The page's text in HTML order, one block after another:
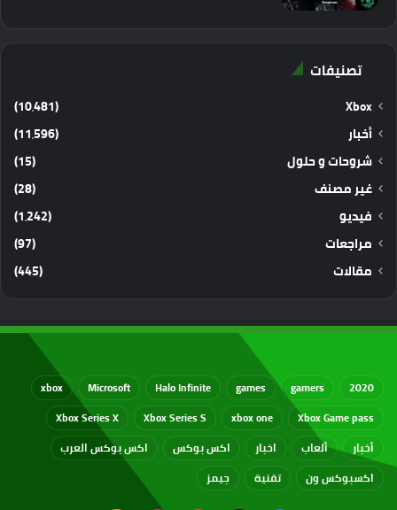
تصنيفات
Xbox
(10٬481)
أخبار
(11٬596)
شروحات و حلول
(15)
غير مصنف
(28)
فيديو
(1٬242)
مراجعات
(97)
مقالات
(445)
2020
gamers
games
Halo Infinite
Microsoft
xbox
Xbox Game pass
xbox one
Xbox Series S
Xbox Series X
أخبار
ألعاب اخبار اكس بوكس
اكس بوكس العرب
اكسبوكس ون
تقنية جيمز